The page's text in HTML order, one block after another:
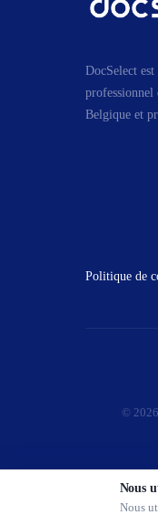
Nous
Nous
DocSelect
professionnel
Belgique et
Politique de
© 2026